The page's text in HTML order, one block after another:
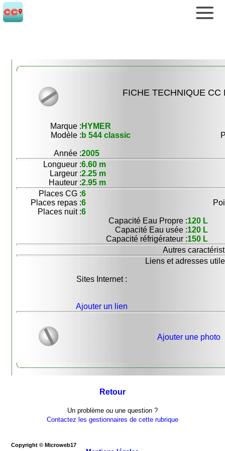
FICHE TECHNIQUE CC
Marque : HYMER
Modèle : b 544 classic
Année :2005
Longueur :6.60 m
Largeur :2.25 m
Hauteur :2.95 m
Places CG :6
Places repas :6
Places nuit :6
Capacité Eau Propre :120 L
Capacité Eau usée :120 L
Capacité réfrigérateur :150 L
Autres
Liens et adresses
Sites Internet :
Ajouter un lien
Ajouter une photo
Retour
Un problème ou une question ?
Contactez les gestionnaires de cette rubrique
Copyright © Microweb17